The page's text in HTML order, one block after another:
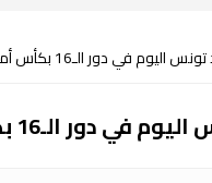
الـ16 بكأس أمم أفريقيا 2025
بكأس أمم أفريقيا 2025